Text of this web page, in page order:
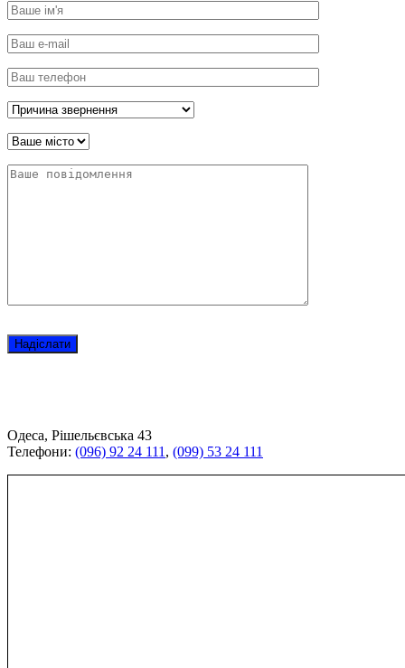
Одеса, Рішельєвська 43
Телефони: (096) 92 24 111 , (099) 53 24 111